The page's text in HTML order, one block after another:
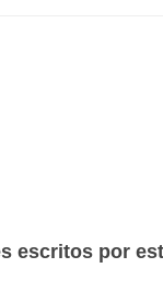
escritos por